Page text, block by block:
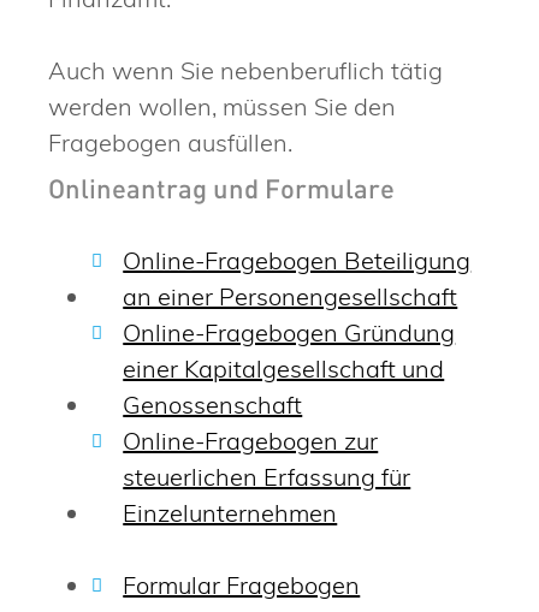
Auch wenn Sie nebenberuflich tätig
werden wollen, müssen Sie den
Fragebogen ausfüllen.
Onlineantrag und Formulare
Online-Fragebogen Beteiligung
an einer Personengesellschaft
Online-Fragebogen Gründung
einer Kapitalgesellschaft und
Genossenschaft
Online-Fragebogen zur
steuerlichen Erfassung für
Einzelunternehmen
Formular Fragebogen